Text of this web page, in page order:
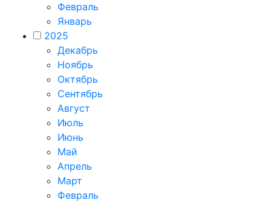
Февраль
Январь
2025
Декабрь
Ноябрь
Октябрь
Сентябрь
Август
Июль
Июнь
Май
Апрель
Март
Февраль